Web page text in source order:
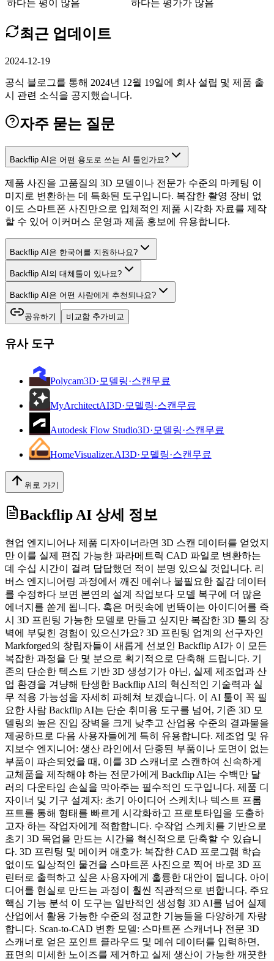
하다는 평이 많음 하다는 평가가 많음
최근 업데이트
2024-12-19
공식 블로그를 통해 2024년 12월 19일에 회사 설립 및 제품 출
시 관련 소식을 공지했습니다.
자주 묻는 질문
Backflip AI은 어떤 용도로 쓰는 AI 툴인가요?
제품 사진을 고품질의 3D 모델이나 전문가 수준의 마케팅 이
미지로 변환하는 데 특화된 도구입니다. 복잡한 촬영 장비 없
이도 스마트폰 사진만으로 입체적인 제품 시각화 자료를 제작
할 수 있어 이커머스 운영과 제품 홍보에 유용합니다.
Backflip AI은 한국어를 지원하나요?
Backflip AI의 대체툴이 있나요?
Backflip AI은 어떤 사람에게 추천되나요?
공유하기 비교함 추가비교
유사 도구
Polycam3D·모델링·스캔 무료
MyArchitectAI3D·모델링·스캔 무료
Autodesk Flow Studio3D·모델링·스캔 무료
HomeVisualizer.AI3D·모델링·스캔 무료
위로 가기
Backflip AI 상세 정보
현업 엔지니어나 제품 디자이너라면 3D 스캔 데이터를 얻었지
만 이를 실제 편집 가능한 파라메트릭 CAD 파일로 변환하는
데 수십 시간이 걸려 답답했던 적이 분명 있으실 것입니다. 리
버스 엔지니어링 과정에서 깨진 메쉬나 불필요한 질감 데이터
를 수정하다 보면 본연의 설계 작업보다 모델 복구에 더 많은
에너지를 쏟게 됩니다. 혹은 머릿속에 번뜩이는 아이디어를 즉
시 3D 프린팅 가능한 모델로 만들고 싶지만 복잡한 3D 툴의 장
벽에 부딪힌 경험이 있으신가요? 3D 프린팅 업계의 선구자인
Markforged의 창립자들이 새롭게 선보인 Backflip AI가 이 모든
복잡한 과정을 단 몇 분으로 획기적으로 단축해 드립니다. 기
존의 단순한 텍스트 기반 3D 생성기가 아닌, 실제 제조업과 산
업 환경을 겨냥해 탄생한 Backflip AI의 혁신적인 기술력과 실
무 적용 가능성을 자세히 파헤쳐 보겠습니다. 이 AI 툴이 꼭 필
요한 사람 Backflip AI는 단순 취미용 도구를 넘어, 기존 3D 모
델링의 높은 진입 장벽을 크게 낮추고 산업용 수준의 결과물을
제공하므로 다음 사용자들에게 특히 유용합니다. 제조업 및 유
지보수 엔지니어: 생산 라인에서 단종된 부품이나 도면이 없는
부품이 파손되었을 때, 이를 3D 스캐너로 스캔하여 신속하게
교체품을 제작해야 하는 전문가에게 Backflip AI는 수백만 달
러의 다운타임 손실을 막아주는 필수적인 도구입니다. 제품 디
자이너 및 기구 설계자: 초기 아이디어 스케치나 텍스트 프롬
프트를 통해 형태를 빠르게 시각화하고 프로토타입을 도출하
고자 하는 작업자에게 적합합니다. 수작업 스케치를 기반으로
초기 3D 목업을 만드는 시간을 혁신적으로 단축할 수 있습니
다. 3D 프린팅 및 메이커 애호가: 복잡한 CAD 프로그램 학습
없이도 일상적인 물건을 스마트폰 사진으로 찍어 바로 3D 프
린터로 출력하고 싶은 사용자에게 훌륭한 대안이 됩니다. 아이
디어를 현실로 만드는 과정이 훨씬 직관적으로 변합니다. 주요
핵심 기능 분석 이 도구는 일반적인 생성형 3D AI를 넘어 실제
산업에서 활용 가능한 수준의 정교한 기능들을 다양하게 자랑
합니다. Scan-to-CAD 변환 모델: 스마트폰 스캐너나 전문 3D
스캐너로 얻은 포인트 클라우드 및 메쉬 데이터를 입력하면,
표면의 미세한 노이즈를 제거하고 실제 생산이 가능한 깨끗한